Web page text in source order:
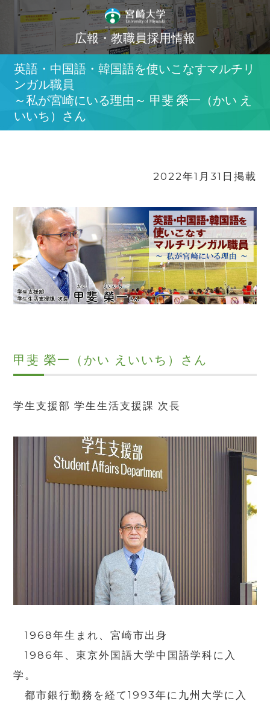
広報・教職員採用情報
英語・中国語・韓国語を使いこなすマルチリ
ンガル職員
～私が宮崎にいる理由～ 甲斐 榮一（かい え
いいち）さん
2022年1月31日掲載
甲斐 榮一（かい えいいち）さん
学生支援部 学生生活支援課 次長
1968年生まれ、宮崎市出身
1986年、東京外国語大学中国語学科に入
学。
都市銀行勤務を経て1993年に九州大学に入